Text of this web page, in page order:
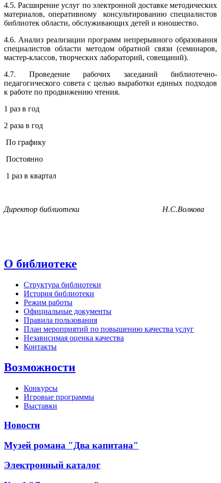
4.5. Расширение услуг по электронной доставке методических
материалов, оперативному консультированию специалистов
библиотек области, обслуживающих детей и юношество.
4.6. Анализ реализации программ непрерывного образования
специалистов области методом обратной связи (семинаров,
мастер-классов, творческих лабораторий, совещаний).
4.7. Проведение рабочих заседаний библиотечно-
педагогического совета с целью выработки единых подходов
к работе по продвижению чтения.
1 раз в год
2 раза в год
По графику
Постоянно
1 раз в квартал
Директор библиотеки Н.С.Волкова
О библиотеке
Структура библиотеки
История библиотеки
Режим работы
Официальные документы
Правила пользования
План мероприятий по повышению качества услуг
Независимая оценка качества
Контакты
Возможности
Конкурсы
Игровые программы
Выставки
Новости
Музей романа "Два капитана"
Электронный каталог